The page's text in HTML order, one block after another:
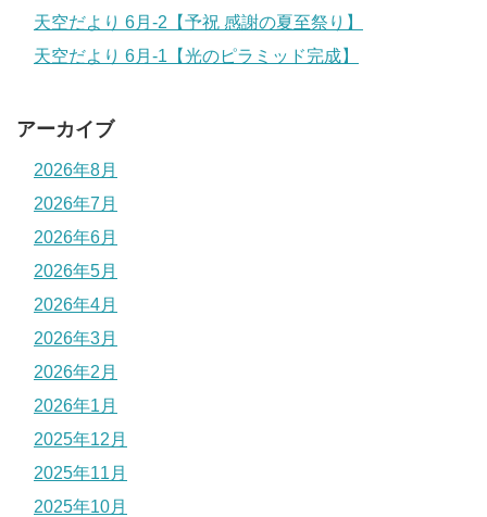
天空だより 6月-2【予祝 感謝の夏至祭り】
天空だより 6月-1【光のピラミッド完成】
アーカイブ
2026年8月
2026年7月
2026年6月
2026年5月
2026年4月
2026年3月
2026年2月
2026年1月
2025年12月
2025年11月
2025年10月